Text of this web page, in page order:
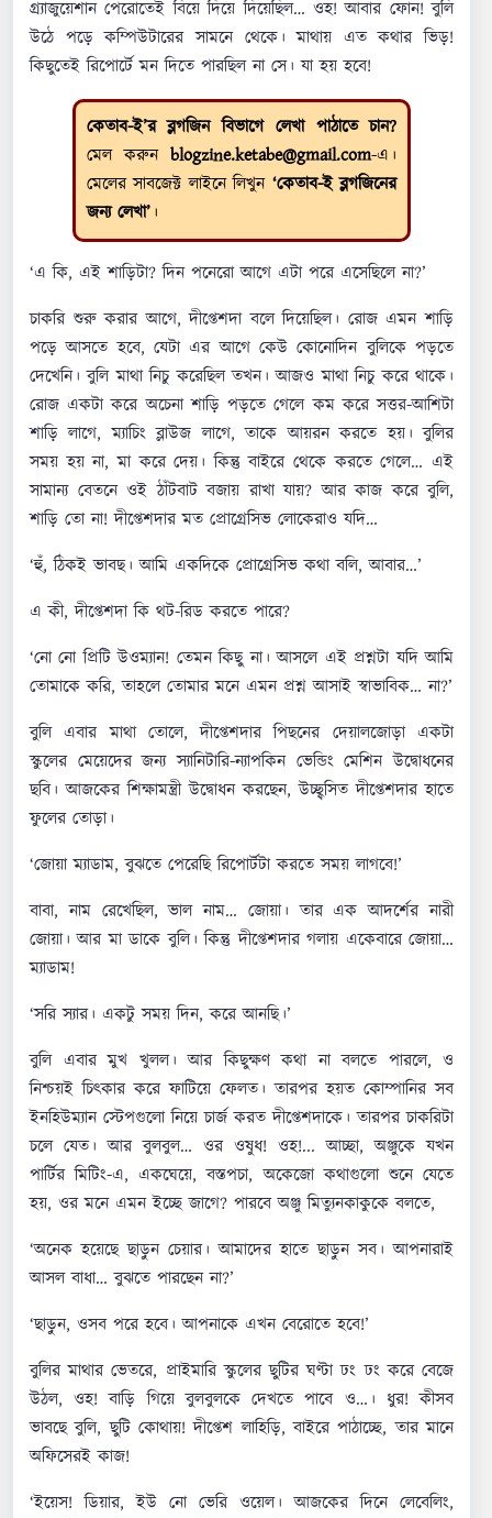
গ্র্যাজুয়েশান পেরোতেই বিয়ে দিয়ে দিয়েছিল… ওহ! আবার ফোন! বুলি
উঠে পড়ে কম্পিউটারের সামনে থেকে। মাথায় এত কথার ভিড়!
কিছুতেই রিপোর্টে মন দিতে পারছিল না সে। যা হয় হবে!
কেতাব-ই’র ব্লগজিন বিভাগে লেখা পাঠাতে চান?
মেল করুনblogzine.ketabe@gmail.com-এ।
মেলের সাবজেক্ট লাইনে লিখুন ‘কেতাব-ই ব্লগজিনের
জন্য লেখা’।
‘এ কি, এই শাড়িটা? দিন পনেরো আগে এটা পরে এসেছিলে না?’
চাকরি শুরু করার আগে, দীপ্তেশদা বলে দিয়েছিল। রোজ এমন শাড়ি
পড়ে আসতে হবে, যেটা এর আগে কেউ কোনোদিন বুলিকে পড়তে
দেখেনি। বুলি মাথা নিচু করেছিল তখন। আজও মাথা নিচু করে থাকে।
রোজ একটা করে অচেনা শাড়ি পড়তে গেলে কম করে সত্তর-আশিটা
শাড়ি লাগে, ম্যাচিং ব্লাউজ লাগে, তাকে আয়রন করতে হয়। বুলির
সময় হয় না, মা করে দেয়। কিন্তু বাইরে থেকে করতে গেলে… এই
সামান্য বেতনে ওই ঠাঁটবাট বজায় রাখা যায়? আর কাজ করে বুলি,
শাড়ি তো না! দীপ্তেশদার মত প্রোগ্রেসিভ লোকেরাও যদি…
‘হুঁ, ঠিকই ভাবছ। আমি একদিকে প্রোগ্রেসিভ কথা বলি, আবার…’
এ কী, দীপ্তেশদা কি থট-রিড করতে পারে?
‘নো নো প্রিটি উওম্যান! তেমন কিছু না। আসলে এই প্রশ্নটা যদি আমি
তোমাকে করি, তাহলে তোমার মনে এমন প্রশ্ন আসাই স্বাভাবিক… না?’
বুলি এবার মাথা তোলে, দীপ্তেশদার পিছনের দেয়ালজোড়া একটা
স্কুলের মেয়েদের জন্য স্যানিটারি-ন্যাপকিন ভেন্ডিং মেশিন উদ্বোধনের
ছবি। আজকের শিক্ষামন্ত্রী উদ্বোধন করছেন, উচ্ছ্বসিত দীপ্তেশদার হাতে
ফুলের তোড়া।
‘জোয়া ম্যাডাম, বুঝতে পেরেছি রিপোর্টটা করতে সময় লাগবে!’
বাবা, নাম রেখেছিল, ভাল নাম… জোয়া। তার এক আদর্শের নারী
জোয়া। আর মা ডাকে বুলি। কিন্তু দীপ্তেশদার গলায় একেবারে জোয়া…
ম্যাডাম!
‘সরি স্যার। একটু সময় দিন, করে আনছি।’
বুলি এবার মুখ খুলল। আর কিছুক্ষণ কথা না বলতে পারলে, ও
নিশ্চয়ই চিৎকার করে ফাটিয়ে ফেলত। তারপর হয়ত কোম্পানির সব
ইনহিউম্যান স্টেপগুলো নিয়ে চার্জ করত দীপ্তেশদাকে। তারপর চাকরিটা
চলে যেত। আর বুলবুল… ওর ওষুধ! ওহ!... আচ্ছা, অঞ্জুকে যখন
পার্টির মিটিং-এ, একঘেয়ে, বস্তপচা, অকেজো কথাগুলো শুনে যেতে
হয়, ওর মনে এমন ইচ্ছে জাগে? পারবে অঞ্জু মিত্যুনকাকুকে বলতে,
‘অনেক হয়েছে ছাড়ুন চেয়ার। আমাদের হাতে ছাড়ুন সব। আপনারাই
আসল বাধা… বুঝতে পারছেন না?’
‘ছাড়ুন, ওসব পরে হবে। আপনাকে এখন বেরোতে হবে!’
বুলির মাথার ভেতরে, প্রাইমারি স্কুলের ছুটির ঘণ্টা ঢং ঢং করে বেজে
উঠল, ওহ! বাড়ি গিয়ে বুলবুলকে দেখতে পাবে ও…। ধুর! কীসব
ভাবছে বুলি, ছুটি কোথায়! দীপ্তেশ লাহিড়ি, বাইরে পাঠাচ্ছে, তার মানে
অফিসেরই কাজ!
‘ইয়েস! ডিয়ার, ইউ নো ভেরি ওয়েল। আজকের দিনে লেবেলিং,